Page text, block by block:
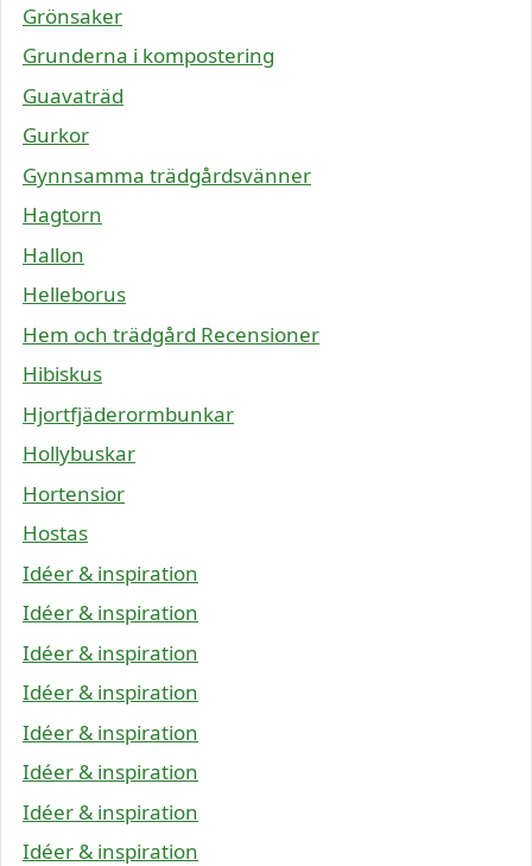
Grönsaker
Grunderna i kompostering
Guavaträd
Gurkor
Gynnsamma trädgårdsvänner
Hagtorn
Hallon
Helleborus
Hem och trädgård Recensioner
Hibiskus
Hjortfjäderormbunkar
Hollybuskar
Hortensior
Hostas
Idéer & inspiration
Idéer & inspiration
Idéer & inspiration
Idéer & inspiration
Idéer & inspiration
Idéer & inspiration
Idéer & inspiration
Idéer & inspiration